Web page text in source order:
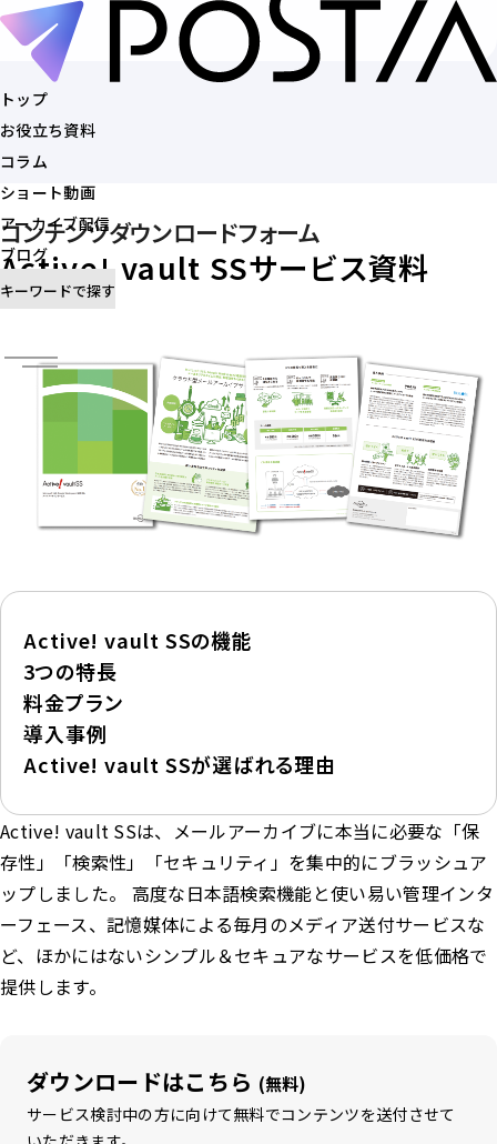
トップ
お役立ち資料
コラム
ショート動画
アーカイブ配信
ブログ
キーワードで探す
トップ
お役立ち資料
コラム
ショート動画
アーカイブ配信
ブログ
記事を探す
コンテンツダウンロードフォーム
Active! vault SSサービス資料
Active! vault SSの機能
3つの特長
料金プラン
導入事例
Active! vault SSが選ばれる理由
Active! vault SSは、メールアーカイブに本当に必要な「保
存性」「検索性」「セキュリティ」を集中的にブラッシュア
ップしました。 高度な日本語検索機能と使い易い管理インタ
ーフェース、記憶媒体による毎月のメディア送付サービスな
ど、ほかにはないシンプル＆セキュアなサービスを低価格で
提供します。
ダウンロードはこちら (無料)
サービス検討中の方に向けて無料でコンテンツを送付させて